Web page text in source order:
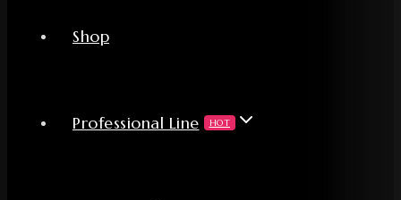
Shop
Professional Line HOT